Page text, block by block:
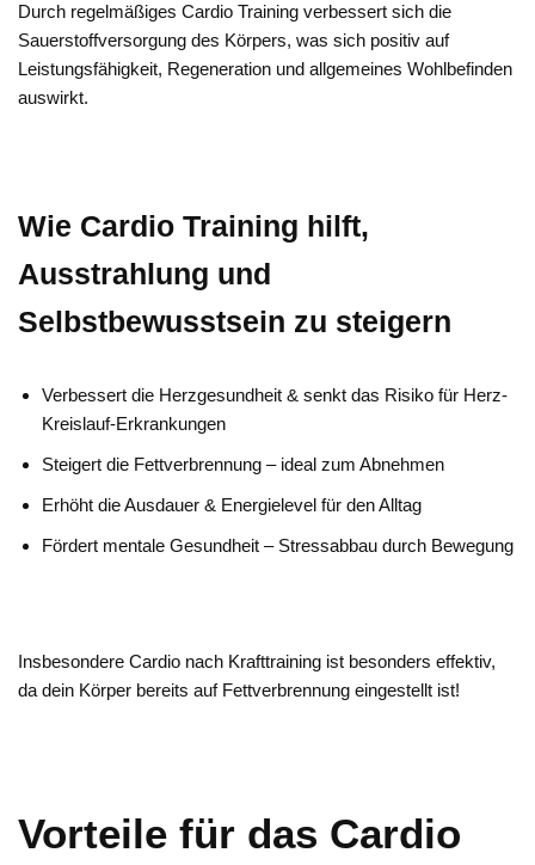
Durch regelmäßiges Cardio Training verbessert sich die
Sauerstoffversorgung des Körpers, was sich positiv auf
Leistungsfähigkeit, Regeneration und allgemeines Wohlbefinden
auswirkt.
Wie Cardio Training hilft,
Ausstrahlung und
Selbstbewusstsein zu steigern
Verbessert die Herzgesundheit & senkt das Risiko für Herz-
Kreislauf-Erkrankungen
Steigert die Fettverbrennung – ideal zum Abnehmen
Erhöht die Ausdauer & Energielevel für den Alltag
Fördert mentale Gesundheit – Stressabbau durch Bewegung
Insbesondere Cardio nach Krafttraining ist besonders effektiv,
da dein Körper bereits auf Fettverbrennung eingestellt ist!
Vorteile für das Cardio